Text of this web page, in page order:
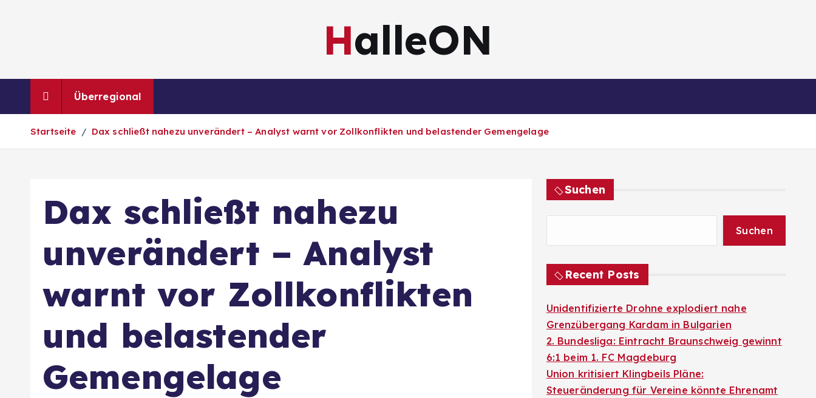
HalleON
Überregional
Startseite Dax schließt nahezu unverändert – Analyst warnt vor Zollkonflikten und belastender Gemengelage
Dax schließt nahezu
unverändert – Analyst
warnt vor Zollkonflikten
und belastender
Gemengelage
Suchen
Suchen
Recent Posts
Unidentifizierte Drohne explodiert nahe
Grenzübergang Kardam in Bulgarien
2. Bundesliga: Eintracht Braunschweig gewinnt
6:1 beim 1. FC Magdeburg
Union kritisiert Klingbeils Pläne:
Steueränderung für Vereine könnte Ehrenamt